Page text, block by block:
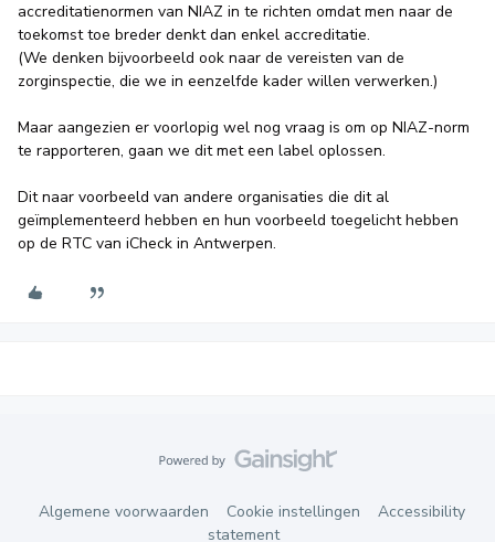
accreditatienormen van NIAZ in te richten omdat men naar de
toekomst toe breder denkt dan enkel accreditatie.
(We denken bijvoorbeeld ook naar de vereisten van de
zorginspectie, die we in eenzelfde kader willen verwerken.)
Maar aangezien er voorlopig wel nog vraag is om op NIAZ-norm
te rapporteren, gaan we dit met een label oplossen.
Dit naar voorbeeld van andere organisaties die dit al
geïmplementeerd hebben en hun voorbeeld toegelicht hebben
op de RTC van iCheck in Antwerpen.
Algemene voorwaarden Cookie instellingen
Accessibility
statement